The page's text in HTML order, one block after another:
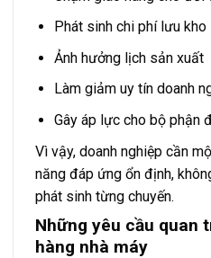
Phát sinh chi phí lưu kho
Ảnh hưởng lịch sản xuất
Làm giảm uy tín doanh
Gây áp lực cho bộ phận
Vì vậy, doanh nghiệp cần
năng đáp ứng ổn định,
phát sinh từng chuyến.
Những yêu cầu quan
hàng nhà máy